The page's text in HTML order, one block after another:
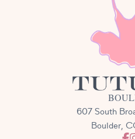
607 South
Boulder,